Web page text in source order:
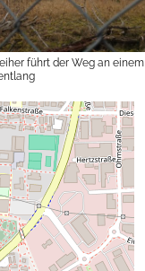
führt der Weg an einem